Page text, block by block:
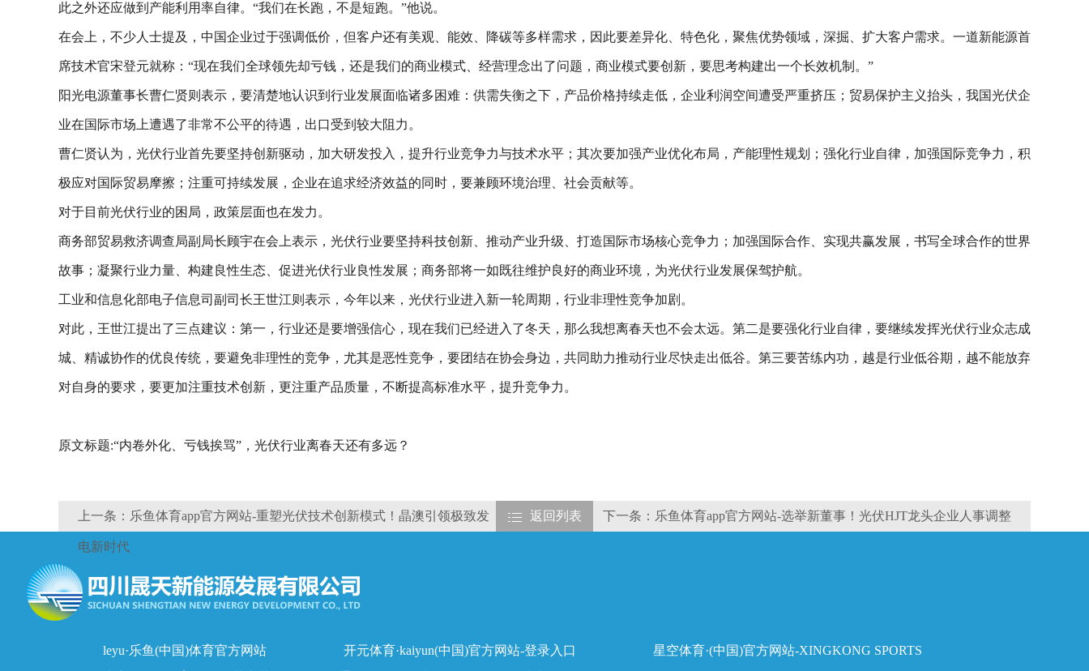
此之外还应做到产能利用率自律。“我们在长跑，不是短跑。”他说。
在会上，不少人士提及，中国企业过于强调低价，但客户还有美观、能效、降碳等多样需求，因此要差异化、特色化，聚焦优势领域，深掘、扩大客户需求。一道新能源首
席技术官宋登元就称：“现在我们全球领先却亏钱，还是我们的商业模式、经营理念出了问题，商业模式要创新，要思考构建出一个长效机制。”
阳光电源董事长曹仁贤则表示，要清楚地认识到行业发展面临诸多困难：供需失衡之下，产品价格持续走低，企业利润空间遭受严重挤压；贸易保护主义抬头，我国光伏企
业在国际市场上遭遇了非常不公平的待遇，出口受到较大阻力。
曹仁贤认为，光伏行业首先要坚持创新驱动，加大研发投入，提升行业竞争力与技术水平；其次要加强产业优化布局，产能理性规划；强化行业自律，加强国际竞争力，积
极应对国际贸易摩擦；注重可持续发展，企业在追求经济效益的同时，要兼顾环境治理、社会贡献等。
对于目前光伏行业的困局，政策层面也在发力。
商务部贸易救济调查局副局长顾宇在会上表示，光伏行业要坚持科技创新、推动产业升级、打造国际市场核心竞争力；加强国际合作、实现共赢发展，书写全球合作的世界
故事；凝聚行业力量、构建良性生态、促进光伏行业良性发展；商务部将一如既往维护良好的商业环境，为光伏行业发展保驾护航。
工业和信息化部电子信息司副司长王世江则表示，今年以来，光伏行业进入新一轮周期，行业非理性竞争加剧。
对此，王世江提出了三点建议：第一，行业还是要增强信心，现在我们已经进入了冬天，那么我想离春天也不会太远。第二是要强化行业自律，要继续发挥光伏行业众志成
城、精诚协作的优良传统，要避免非理性的竞争，尤其是恶性竞争，要团结在协会身边，共同助力推动行业尽快走出低谷。第三要苦练内功，越是行业低谷期，越不能放弃
对自身的要求，要更加注重技术创新，更注重产品质量，不断提高标准水平，提升竞争力。
原文标题:“内卷外化、亏钱挨骂”，光伏行业离春天还有多远？
上一条：乐鱼体育app官方网站-重塑光伏技术创新模式！晶澳引领极致发
电新时代
返回列表 下一条：乐鱼体育app官方网站-选举新董事！光伏HJT龙头企业人事调整
leyu·乐鱼(中国)体育官方网站 开元体育·kaiyun(中国)官方网站-登录入口
星空体育·(中国)官方网站-XINGKONG SPORTS